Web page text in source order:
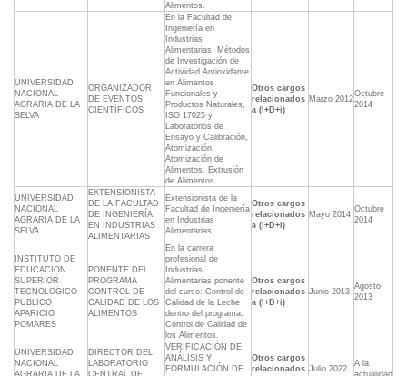
Alimentos.
UNIVERSIDAD
NACIONAL
AGRARIA DE LA
SELVA
ORGANIZADOR
DE EVENTOS
CIENTÍFICOS
En la Facultad de
Ingeniería en
Industrias
Alimentarias. Métodos
de Investigación de
Actividad Antioxidante
en Alimentos
Funcionales y
Productos Naturales,
ISO 17025 y
Laboratorios de
Ensayo y Calibración,
Atomización,
Atomización de
Alimentos, Extrusión
de Alimentos.
Otros cargos
relacionados
a (I+D+i)
Marzo 2012
Octubre
2014
UNIVERSIDAD
NACIONAL
AGRARIA DE LA
SELVA
EXTENSIONISTA
DE LA FACULTAD
DE INGENIERÍA
EN INDUSTRIAS
ALIMENTARIAS
Extensionista de la
Facultad de Ingeniería
en Industrias
Alimentarias
Otros cargos
relacionados
a (I+D+i)
Mayo 2014
Octubre
2014
INSTITUTO DE
EDUCACION
SUPERIOR
TECNOLOGICO
PUBLICO
APARICIO
POMARES
PONENTE DEL
PROGRAMA
CONTROL DE
CALIDAD DE LOS
ALIMENTOS
En la carrera
profesional de
Industrias
Alimentarias ponente
del curso: Control de
Calidad de la Leche
dentro del programa:
Control de Calidad de
los Alimentos.
Otros cargos
relacionados
a (I+D+i)
Junio 2013
Agosto
2013
UNIVERSIDAD
NACIONAL
AGRARIA DE LA
DIRECTOR DEL
LABORATORIO
CENTRAL DE
VERIFICACIÓN DE
ANÁLISIS Y
FORMULACIÓN DE
Otros cargos
relacionados Julio 2022
A la
actualidad